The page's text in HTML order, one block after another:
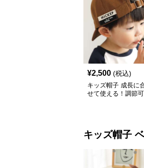
¥2,500 (税込)
キッズ帽子 成長に
せて使える！調節
キッズ帽子